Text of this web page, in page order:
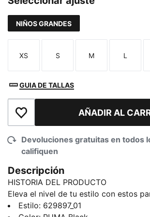
NIÑOS GRANDES
Talla
XS
Talla
S
Talla
M
Talla
L
GUIA DE TALLAS
Añadir a la lista de deseos
AÑADIR AL
Devoluciones gratuitas en todos
califiquen
Descripción
HISTORIA DEL PRODUCTO
Eleva el nivel de tu estilo con estos
corte holgado. Con cintura elástica,
Estilo: 629897_01